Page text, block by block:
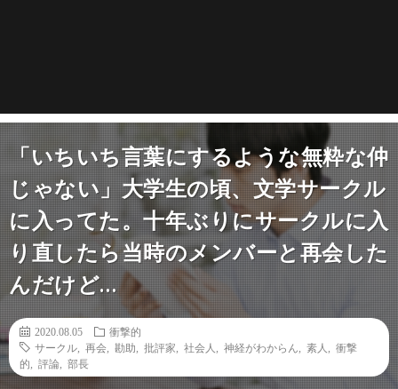
「いちいち言葉にするような無粋な仲
じゃない」大学生の頃、文学サークル
に入ってた。十年ぶりにサークルに入
り直したら当時のメンバーと再会した
んだけど…
2020.08.05
衝撃的
サークル
再会 勘助 批評家 社会人 神経がわからん 素人
衝撃
的
評論 部長